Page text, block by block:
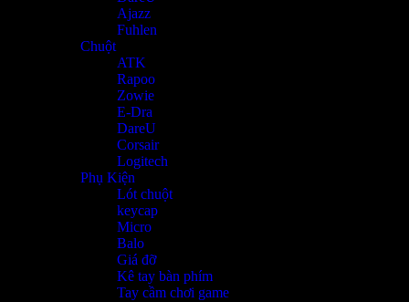
Ajazz
Fuhlen
Chuột
ATK
Rapoo
Zowie
E-Dra
DareU
Corsair
Logitech
Phụ Kiện
Lót chuột
keycap
Micro
Balo
Giá đỡ
Kê tay bàn phím
Tay cầm chơi game